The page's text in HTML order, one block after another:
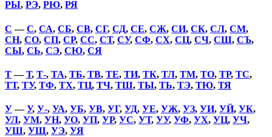
РЫ, РЭ, РЮ, РЯ
С —С, СА, СБ, СВ, СГ, СД, СЕ, СЖ, СИ, СК, СЛ, СМ,
СН, СО, СП, СР, СС, СТ, СУ, СФ, СХ, СЦ, СЧ, СШ, СЪ,
СЫ, СЬ, СЭ, СЮ, СЯ
Т—Т, Т-, ТА, ТБ, ТВ, ТЕ, ТИ, ТК, ТЛ, ТМ, ТО, ТР, ТС,
ТТ, ТУ, ТФ, ТХ, ТЦ, ТЧ, ТШ, ТЫ, ТЬ, ТЭ, ТЮ, ТЯ
У—У, У-, УА, УБ, УВ, УГ, УД, УЕ, УЖ, УЗ, УИ, УЙ, УК,
УЛ, УМ, УН, УО, УП, УР, УС, УТ, УУ, УФ, УХ, УЦ, УЧ,
УШ, УЩ, УЭ, УЯ